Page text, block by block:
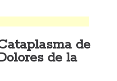
de
de la